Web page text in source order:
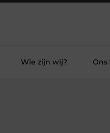
Wie zijn wij? Ons